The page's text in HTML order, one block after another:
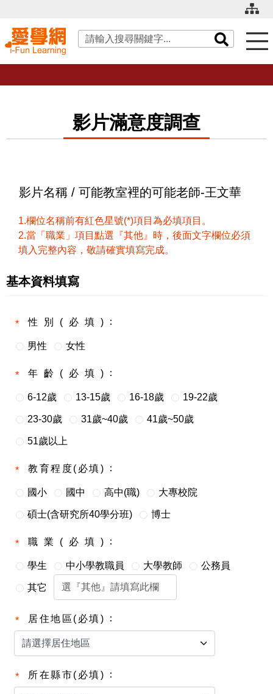
關鍵字搜尋
影片滿意度調查
影片名稱 / 可能教室裡的可能老師-王文華
1.欄位名稱前有紅色星號(*)項目為必填項目。
2.當「職業」項目點選『其他』時，後面文字欄位必須
填入完整內容，敬請確實填寫完成。
基本資料填寫
性別(必填)
男性 女性
年齡(必填)
6-12歲 13-15歲 16-18歲 19-22歲
23-30歲 31歲~40歲 41歲~50歲
51歲以上
教育程度(必填)
國小 國中 高中(職) 大專校院
碩士(含研究所40學分班) 博士
職業(必填)
學生 中小學教職員 大學教師 公務員
其它
居住地區(必填)
所在縣市(必填)